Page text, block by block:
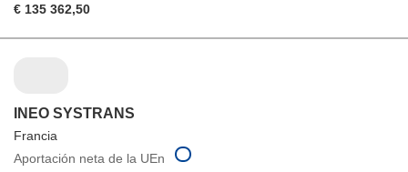
€ 135 362,50
INEO SYSTRANS
Francia
Aportación neta de la UEn